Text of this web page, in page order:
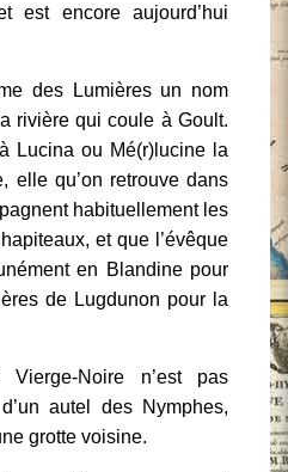
est encore aujourd’hui
des Lumières un nom
rivière qui coule à Goult.
Lucina ou Mé(r)lucine la
elle qu’on retrouve dans
habituellement les
et que l’évêque
en Blandine pour
de Lugdunon pour la
Noire n’est pas
autel des Nymphes,
grotte voisine.